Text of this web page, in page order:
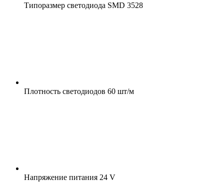
Типоразмер светодиода SMD 3528
Плотность светодиодов 60 шт/м
Напряжение питания 24 V